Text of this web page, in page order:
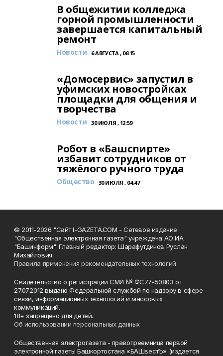
В общежитии колледжа
горной промышленности
завершается капитальный
ремонт
Новости 6 АВГУСТА , 06:15
«Домосервис» запустил в
уфимских новостройках
площадки для общения и
творчества
Новости 30 ИЮЛЯ , 12:59
Робот в «Башспирте»
избавит сотрудников от
тяжёлого ручного труда
Общество 30 ИЮЛЯ , 04:47
© 2011-2026 "Сайт I-GAZETA.COM - Сетевое издание
"Общественная электронная газета" учреждена АО ИА
"Башинформ". Главный редактор: Шарафутдинов Руслан
Михайлович.
Правила применения рекомендательных технологий
Свидетельство о регистрации СМИ № ФС77-50803 от
27.07.2012 выдано Федеральной службой по надзору в сфере
связи, информационных технологий и массовых
коммуникаций.
18+ запрещено для детей.
Об использовании персональных данных
Общественная электрогазета - правопреемница первой
электронной газеты Башкортостана «БАШвестЪ» (издается